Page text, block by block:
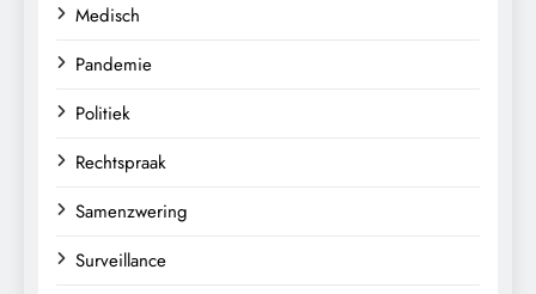
Medisch
Pandemie
Politiek
Rechtspraak
Samenzwering
Surveillance